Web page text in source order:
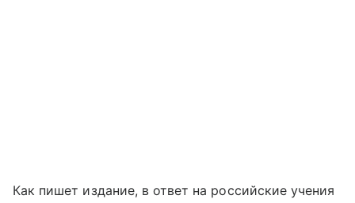
Как пишет издание, в ответ на российские учения